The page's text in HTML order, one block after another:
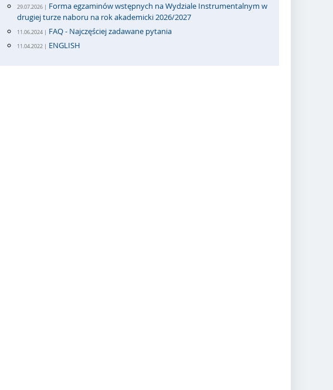
29.07.2026 | Forma egzaminów wstępnych na Wydziale Instrumentalnym w
drugiej turze naboru na rok akademicki 2026/2027
11.06.2024 | FAQ - Najczęściej zadawane pytania
11.04.2022 | ENGLISH